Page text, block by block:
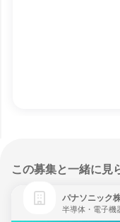
この募集と一緒に見
パナソニック
半導体・電子機